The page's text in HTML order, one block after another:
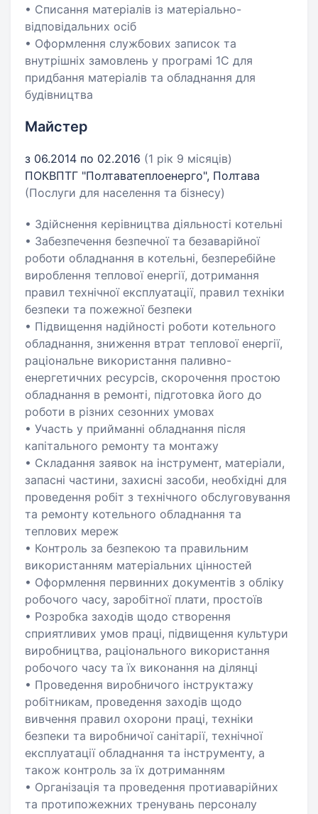
• Списання матеріалів із матеріально-
відповідальних осіб
• Оформлення службових записок та
внутрішніх замовлень у програмі 1С для
придбання матеріалів та обладнання для
будівництва
Майстер
з 06.2014 по 02.2016 (1 рік 9 місяців)
ПОКВПТГ "Полтаватеплоенерго", Полтава
(Послуги для населення та бізнесу)
• Здійснення керівництва діяльності котельні
• Забезпечення безпечної та безаварійної
роботи обладнання в котельні, безперебійне
вироблення теплової енергії, дотримання
правил технічної експлуатації, правил техніки
безпеки та пожежної безпеки
• Підвищення надійності роботи котельного
обладнання, зниження втрат теплової енергії,
раціональне використання паливно-
енергетичних ресурсів, скорочення простою
обладнання в ремонті, підготовка його до
роботи в різних сезонних умовах
• Участь у прийманні обладнання після
капітального ремонту та монтажу
• Складання заявок на інструмент, матеріали,
запасні частини, захисні засоби, необхідні для
проведення робіт з технічного обслуговування
та ремонту котельного обладнання та
теплових мереж
• Контроль за безпекою та правильним
використанням матеріальних цінностей
• Оформлення первинних документів з обліку
робочого часу, заробітної плати, простоїв
• Розробка заходів щодо створення
сприятливих умов праці, підвищення культури
виробництва, раціонального використання
робочого часу та їх виконання на ділянці
• Проведення виробничого інструктажу
робітникам, проведення заходів щодо
вивчення правил охорони праці, техніки
безпеки та виробничої санітарії, технічної
експлуатації обладнання та інструменту, а
також контроль за їх дотриманням
• Організація та проведення протиаварійних
та протипожежних тренувань персоналу